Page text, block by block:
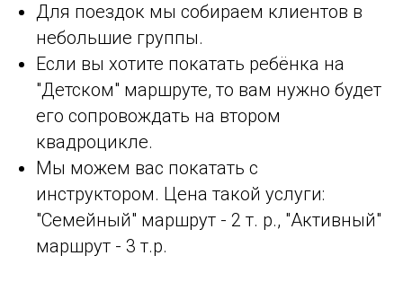
Для поездок мы собираем клиентов в
небольшие группы.
Если вы хотите покатать ребёнка на
"Детском" маршруте, то вам нужно будет
его сопровождать на втором
квадроцикле.
Мы можем вас покатать с
инструктором. Цена такой услуги:
"Семейный" маршрут - 2 т. р., "Активный"
маршрут - 3 т.р.